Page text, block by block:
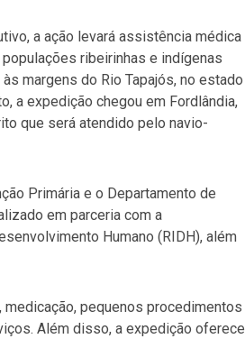
a ação levará assistência médica
ribeirinhas e indígenas
margens do Rio Tapajós, no estado
a expedição chegou em Fordlândia,
que será atendido pelo navio-
Primária e o Departamento de
em parceria com a
Humano (RIDH), além
pequenos procedimentos
Além disso, a expedição oferece